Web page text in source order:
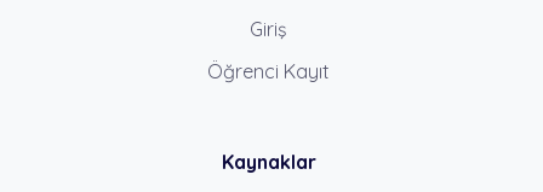
Giriş
Öğrenci Kayıt
Kaynaklar